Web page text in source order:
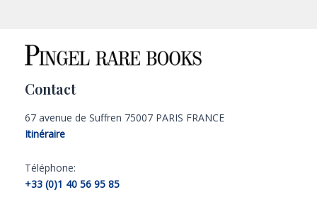
Contact
67 avenue de Suffren 75007 PARIS FRANCE
Itinéraire
Téléphone:
+33 (0)1 40 56 95 85